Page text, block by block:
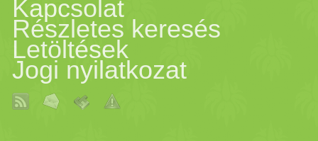
Kapcsolat
Részletes keresés
Letöltések
Jogi nyilatkozat